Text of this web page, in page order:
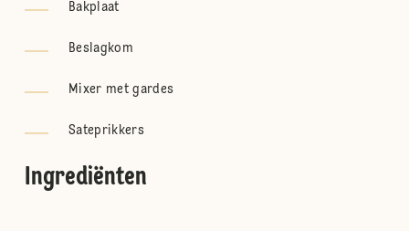
Bakplaat
Beslagkom
Mixer met gardes
Sateprikkers
Ingrediënten